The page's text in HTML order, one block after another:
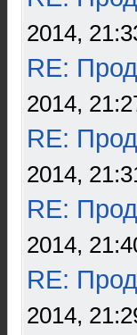
2014,
RE:
2014,
RE:
2014,
RE:
2014,
RE:
2014,